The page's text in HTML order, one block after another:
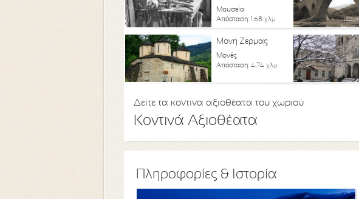
Μουσεία
Απόσταση: 1.68 χλμ
Μονή Ζέρμας
Μονές
Απόσταση: 4.74 χλμ
Δείτε τα κοντινα αξιοθέατα του χωριού
Κοντινά Αξιοθέατα
Πληροφορίες & Ιστορία